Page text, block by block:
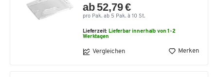
ab 52,79 €
pro Pak. ab 5 Pak. à 10 St.
Lieferzeit: Lieferbar innerhalb von 1-2
Werktagen
Vergleichen Merken